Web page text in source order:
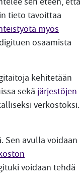
tieto tavoittaa
myös
osaamista
kehitetään
sekä järjestöjen
verkostoksi.
avulla voidaan
voidaan tehdä